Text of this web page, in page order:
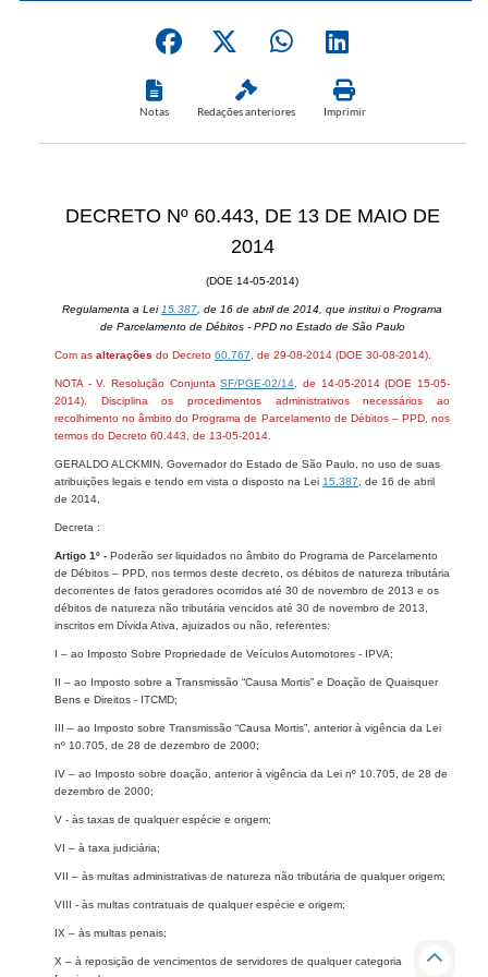
Notas Redações anteriores Imprimir
DECRETO Nº 60.443, DE 13 DE MAIO DE
2014
(DOE 14-05-2014)
Regulamenta a Lei 15.387 , de 16 de abril de 2014, que institui o Programa
de Parcelamento de Débitos - PPD no Estado de São Paulo
Com as alterações do Decreto 60.767 , de 29-08-2014 (DOE 30-08-2014).
NOTA - V. Resolução ConjuntaSF/PGE-02/14 , de 14-05-2014 (DOE 15-05-
2014). Disciplina os procedimentos administrativos necessários ao
recolhimento no âmbito do Programa de Parcelamento de Débitos – PPD, nos
termos do Decreto 60.443, de 13-05-2014.
GERALDO ALCKMIN, Governador do Estado de São Paulo, no uso de suas
atribuições legais e tendo em vista o disposto na Lei 15.387 , de 16 de abril
de 2014,
Decreta :
Artigo 1º - Poderão ser liquidados no âmbito do Programa de Parcelamento
de Débitos – PPD, nos termos deste decreto, os débitos de natureza tributária
decorrentes de fatos geradores ocorridos até 30 de novembro de 2013 e os
débitos de natureza não tributária vencidos até 30 de novembro de 2013,
inscritos em Dívida Ativa, ajuizados ou não, referentes:
I – ao Imposto Sobre Propriedade de Veículos Automotores - IPVA;
II – ao Imposto sobre a Transmissão “Causa Mortis” e Doação de Quaisquer
Bens e Direitos - ITCMD;
III – ao Imposto sobre Transmissão “Causa Mortis”, anterior à vigência da Lei
nº 10.705, de 28 de dezembro de 2000;
IV – ao Imposto sobre doação, anterior à vigência da Lei nº 10.705, de 28 de
dezembro de 2000;
V - às taxas de qualquer espécie e origem;
VI – à taxa judiciária;
VII – às multas administrativas de natureza não tributária de qualquer origem;
VIII - às multas contratuais de qualquer espécie e origem;
IX – às multas penais;
X – à reposição de vencimentos de servidores de qualquer categoria